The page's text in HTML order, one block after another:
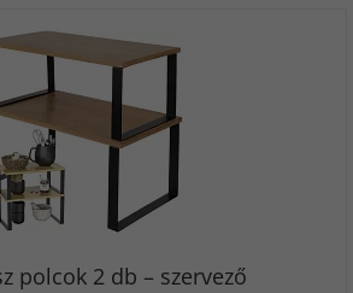
polcok 2 db – szervező